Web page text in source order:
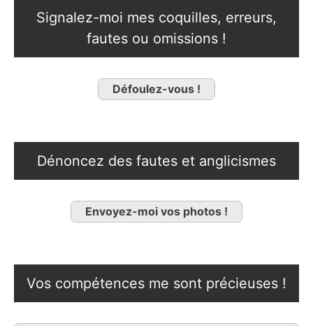
Signalez-moi mes coquilles, erreurs,
fautes ou omissions !
Défoulez-vous !
Dénoncez des fautes et anglicismes
Envoyez-moi vos photos !
Vos compétences me sont précieuses !